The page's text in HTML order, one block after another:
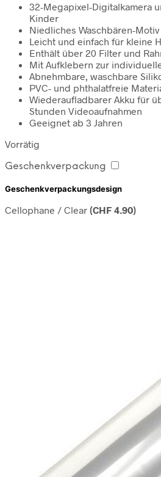
32-Megapixel-Digitalkamera
Kinder
Niedliches Waschbären-
Leicht und einfach für kleine
Enthält über 20 Filter und
Mit Aufklebern zur
Abnehmbare, waschbare
PVC- und phthalatfreie
Wiederaufladbarer Akku für
Stunden Videoaufnahmen
Geeignet ab 3 Jahren
Vorrätig
Geschenkverpackung
Geschenkverpackungsdesign
Cellophane / Clear (CHF 4.90)